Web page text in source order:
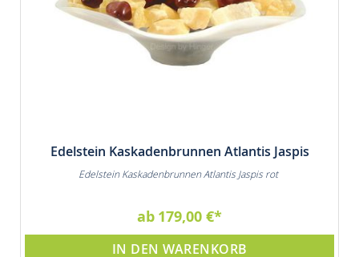
Edelstein Kaskadenbrunnen Atlantis Jaspis
Edelstein Kaskadenbrunnen Atlantis Jaspis rot
ab 179,00 €
IN DEN WARENKORB